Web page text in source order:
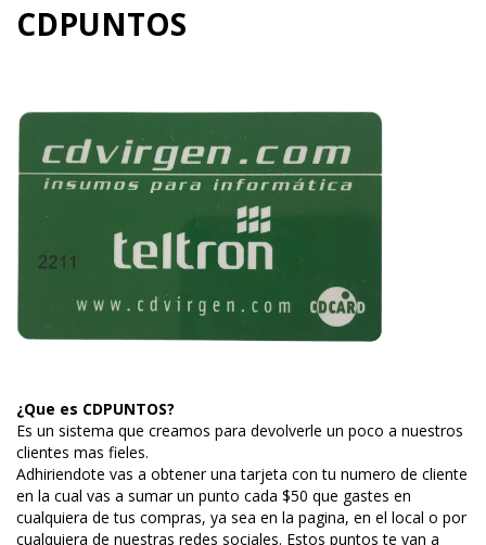
CDPUNTOS
¿Que es CDPUNTOS?
Es un sistema que creamos para devolverle un poco a nuestros
clientes mas fieles.
Adhiriendote vas a obtener una tarjeta con tu numero de cliente
en la cual vas a sumar un punto cada $50 que gastes en
cualquiera de tus compras, ya sea en la pagina, en el local o por
cualquiera de nuestras redes sociales. Estos puntos te van a